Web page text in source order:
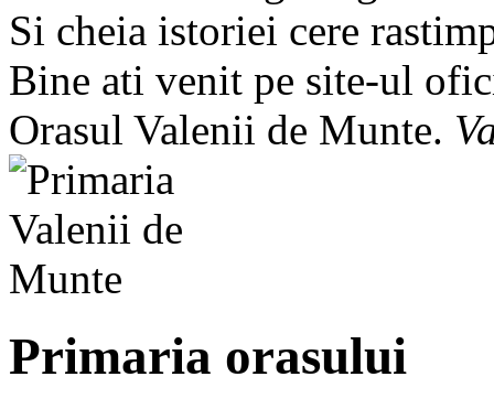
Si cheia istoriei cere
Bine ati venit pe site-ul
Orasul Valenii de Munte.
Primaria orasului